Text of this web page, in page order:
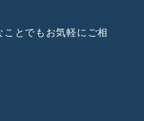
ことでもお気軽にご相